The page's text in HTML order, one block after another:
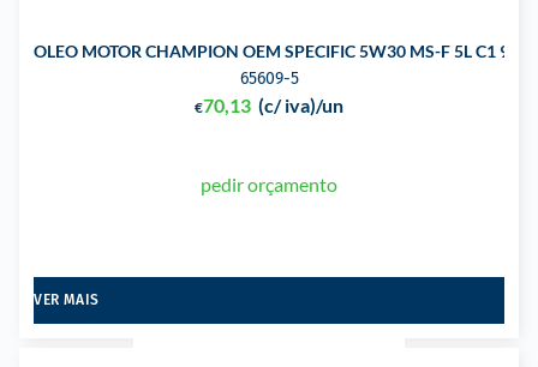
OLEO MOTOR CHAMPION OEM SPECIFIC 5W30 MS-F 5L C1 913-
65609-5
€70,13 (c/ iva)/un
pedir orçamento
VER MAIS